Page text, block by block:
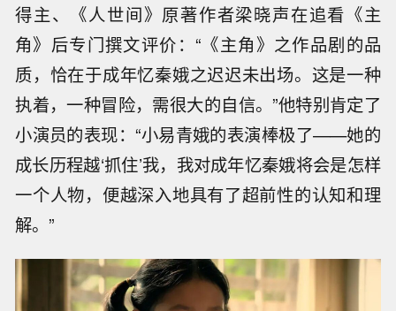
得主、《人世间》原著作者梁晓声在追看《主
角》后专门撰文评价：“《主角》之作品剧的品
质，恰在于成年忆秦娥之迟迟未出场。这是一种
执着，一种冒险，需很大的自信。”他特别肯定了
小演员的表现：“小易青娥的表演棒极了——她的
成长历程越‘抓住’我，我对成年忆秦娥将会是怎样
一个人物，便越深入地具有了超前性的认知和理
解。”